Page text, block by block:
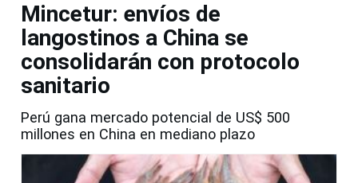
Mincetur: envíos de
langostinos a China se
consolidarán con protocolo
sanitario
Perú gana mercado potencial de US$ 500
millones en China en mediano plazo